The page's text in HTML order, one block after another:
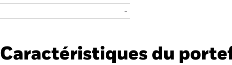
-
Caractéristiques du